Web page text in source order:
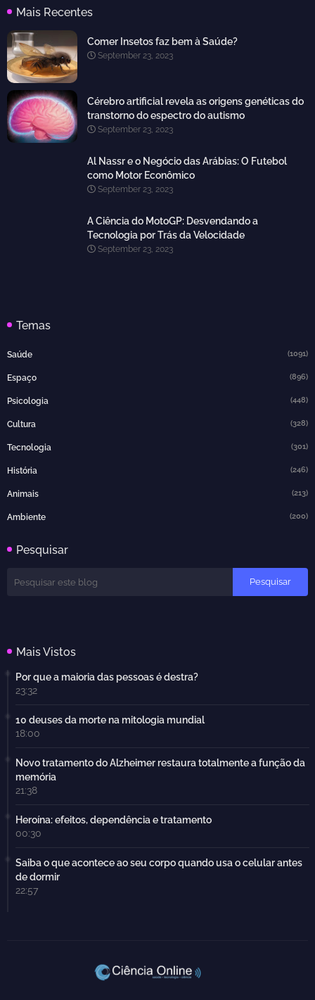
Mais Recentes
Comer Insetos faz bem à Saúde?
September 23, 2023
Cérebro artificial revela as origens genéticas do
transtorno do espectro do autismo
September 23, 2023
Al Nassr e o Negócio das Arábias: O Futebol
como Motor Econômico
September 23, 2023
A Ciência do MotoGP: Desvendando a
Tecnologia por Trás da Velocidade
September 23, 2023
Temas
Saúde (1091)
Espaço (896)
Psicologia (448)
Cultura (328)
Tecnologia (301)
História (246)
Animais (213)
Ambiente (200)
Pesquisar
Mais Vistos
Por que a maioria das pessoas é destra?
23:32
10 deuses da morte na mitologia mundial
18:00
Novo tratamento do Alzheimer restaura totalmente a função da
memória
21:38
Heroína: efeitos, dependência e tratamento
00:30
Saiba o que acontece ao seu corpo quando usa o celular antes
de dormir
22:57